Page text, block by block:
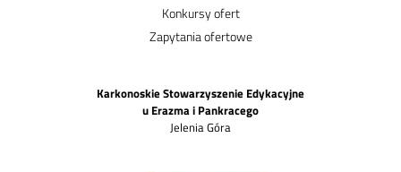
Konkursy ofert
Zapytania ofertowe
Karkonoskie Stowarzyszenie Edykacyjne
u Erazma i Pankracego
Jelenia Góra